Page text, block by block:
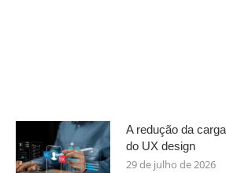
A redução da
do UX design
29 de julho de 2026